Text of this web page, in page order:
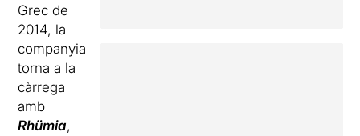
Grec de
2014, la
companyia
torna a la
càrrega
amb
Rhümia,